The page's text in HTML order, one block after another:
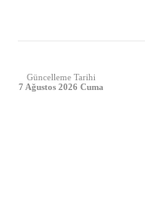
Güncelleme Tarihi
7 Ağustos 2026 Cuma